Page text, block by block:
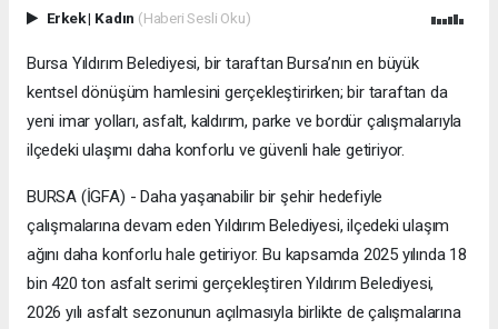
Erkek| Kadın (Haberi Sesli Oku)
Bursa Yıldırım Belediyesi, bir taraftan Bursa’nın en büyük
kentsel dönüşüm hamlesini gerçekleştirirken; bir taraftan da
yeni imar yolları, asfalt, kaldırım, parke ve bordür çalışmalarıyla
ilçedeki ulaşımı daha konforlu ve güvenli hale getiriyor.
BURSA (İGFA) - Daha yaşanabilir bir şehir hedefiyle
çalışmalarına devam eden Yıldırım Belediyesi, ilçedeki ulaşım
ağını daha konforlu hale getiriyor. Bu kapsamda 2025 yılında 18
bin 420 ton asfalt serimi gerçekleştiren Yıldırım Belediyesi,
2026 yılı asfalt sezonunun açılmasıyla birlikte de çalışmalarına